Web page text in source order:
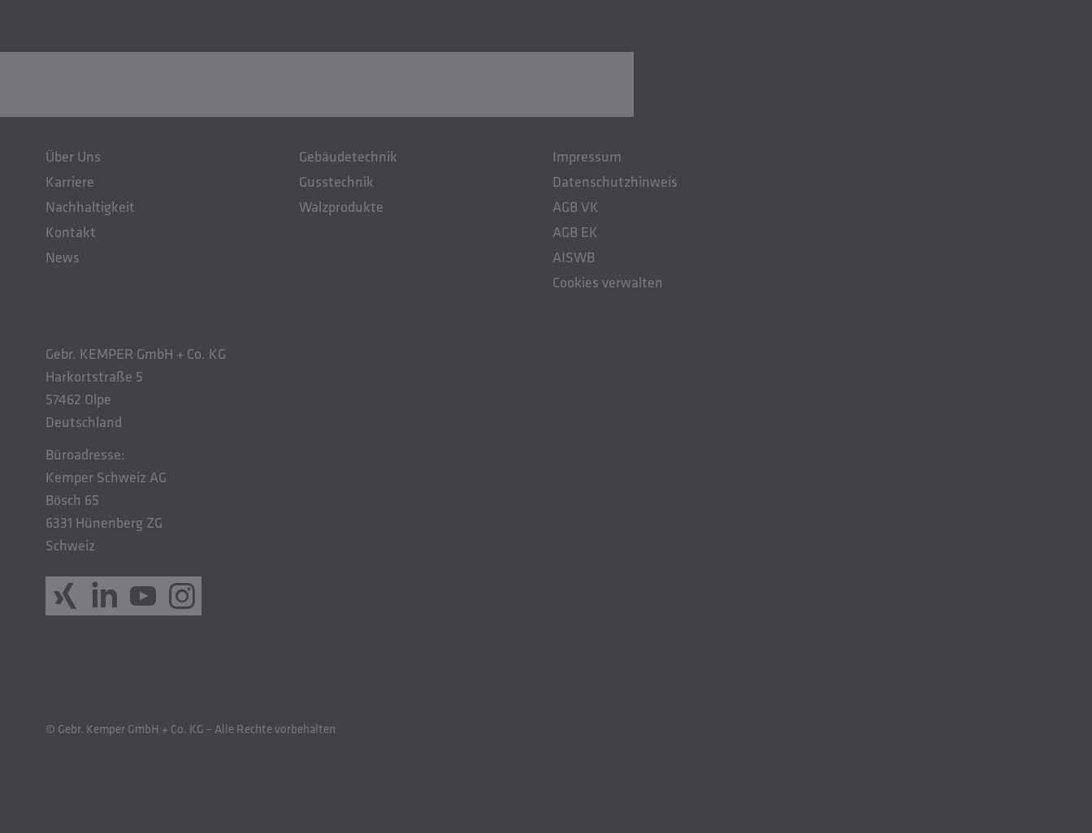
Über Uns
Karriere
Nachhaltigkeit
Kontakt
News
Gebäudetechnik
Gusstechnik
Walzprodukte
Impressum
Datenschutzhinweis
AGB VK
AGB EK
AISWB
Cookies verwalten
Gebr. KEMPER GmbH + Co. KG
Harkortstraße 5
57462 Olpe
Deutschland
Büroadresse:
Kemper Schweiz AG
Bösch 65
6331 Hünenberg ZG
Schweiz
© Gebr. Kemper GmbH + Co. KG – Alle Rechte vorbehalten